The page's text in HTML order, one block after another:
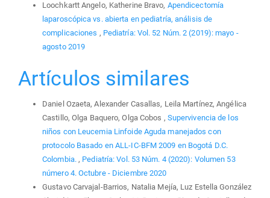
Loochkartt Angelo, Katherine Bravo, Apendicectomía
laparoscópica vs. abierta en pediatría, análisis de
complicaciones , Pediatría: Vol. 52 Núm. 2 (2019): mayo -
agosto 2019
Artículos similares
Daniel Ozaeta, Alexander Casallas, Leila Martínez, Angélica
Castillo, Olga Baquero, Olga Cobos , Supervivencia de los
niños con Leucemia Linfoide Aguda manejados con
protocolo Basado en ALL-IC-BFM 2009 en Bogotá D.C.
Colombia. , Pediatría: Vol. 53 Núm. 4 (2020): Volumen 53
número 4. Octubre - Diciembre 2020
Gustavo Carvajal-Barrios, Natalia Mejía, Luz Estella González